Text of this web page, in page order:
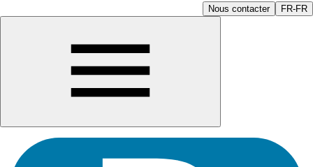
Nous contacter FR-FR